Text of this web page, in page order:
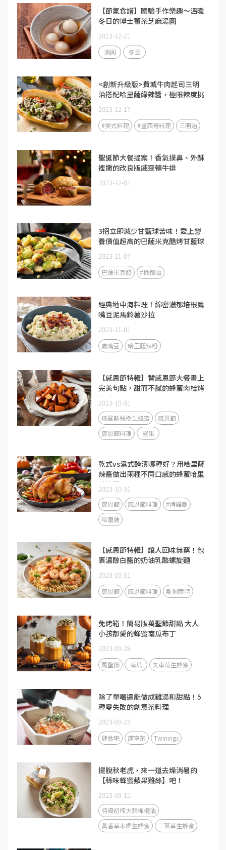
【節氣食譜】體驗手作樂趣～溫暖
冬日的博士薑茶芝麻湯圓
2023-12-21
湯圓 冬至
<創新升級版>費城牛肉起司三明
治搭配哈里薩綠辣醬，極限辣度挑
戰！
2023-12-17
#美式料理 #墨西哥料理 三明治
聖誕節大餐提案！香氣撲鼻、外酥
裡嫩的改良版威靈頓牛排
2023-12-01
3招立即減少甘藍球苦味！愛上營
養價值超高的巴薩米克醋烤甘藍球
2023-11-07
巴薩米克醋 #橄欖油
經典地中海料理！綿密濃郁培根鷹
嘴豆泥馬鈴薯沙拉
2023-11-01
鷹嘴豆 哈里薩辣粉
【感恩節特輯】替感恩節大餐畫上
完美句點，甜而不膩的蜂蜜肉桂烤
地瓜！
2023-10-31
俄羅斯椴樹生蜂蜜
感恩節
感恩節料理
堅果
乾式vs濕式醃漬哪種好？用哈里薩
辣醬做出兩種不同口感的蜂蜜哈里
薩烤雞！
2023-10-31
感恩節 感恩節料理
#烤雞腿
哈里薩
【感恩節特輯】讓人回味無窮！包
裹濃醇白醬的奶油乳酪螺旋麵
2023-10-31
感恩節 感恩節料理 斯佩爾特
免烤箱！簡易版萬聖節甜點 大人
小孩都愛的蜂蜜南瓜布丁
2023-09-28
萬聖節 南瓜 矢車菊生蜂蜜
除了單喝還能做成雞湯和甜點！5
種零失敗的創意茶料理
2023-09-23
肆食吧 唐寧茶 Twinings
擺脫秋老虎，來一道去燥消暑的
【蒜味蜂蜜蘋果雞絲】吧！
2023-09-15
特級初榨大蒜橄欖油
黃香草木樨生蜂蜜
三葉草生蜂蜜